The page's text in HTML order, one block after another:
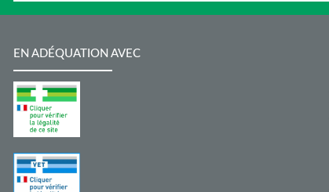
EN ADÉQUATION AVEC